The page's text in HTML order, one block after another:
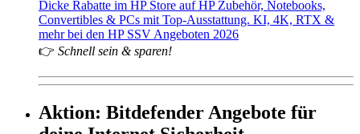
Dicke Rabatte im HP Store auf HP Zubehör, Notebooks,
Convertibles & PCs mit Top-Ausstattung. KI, 4K, RTX &
mehr bei den HP SSV Angeboten 2026
👉 Schnell sein & sparen!
Aktion: Bitdefender Angebote für